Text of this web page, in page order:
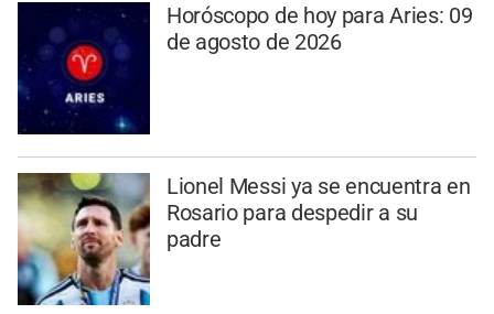
Horóscopo de hoy para Aries: 09
de agosto de 2026
Lionel Messi ya se encuentra en
Rosario para despedir a su
padre